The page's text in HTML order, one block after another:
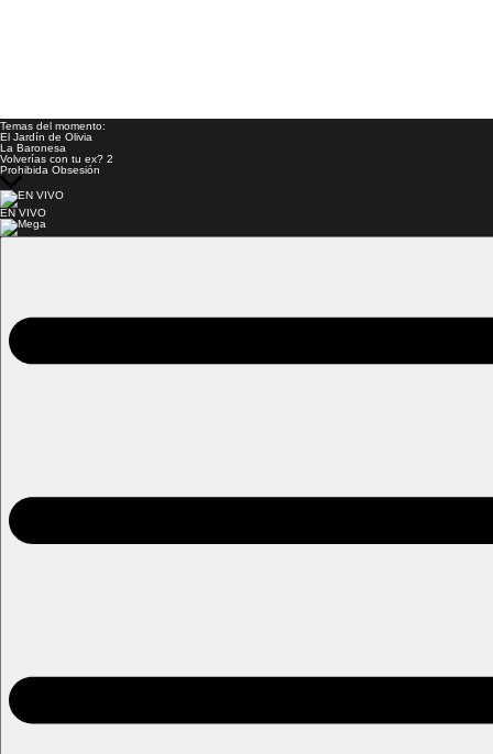
Temas del momento:
El Jardín de Olivia
La Baronesa
Volverías con tu ex? 2
Prohibida Obsesión
EN VIVO